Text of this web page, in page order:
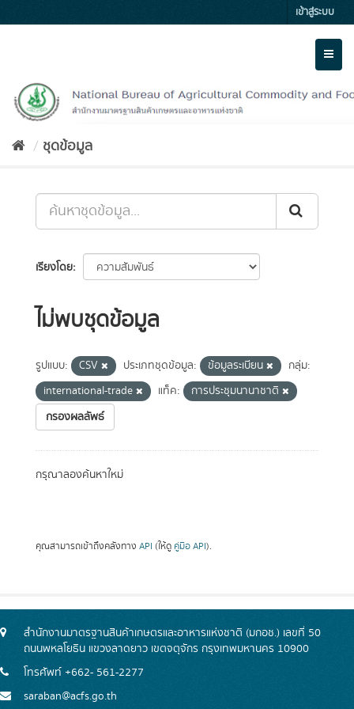
to
เข้าสู่ระบบ
ชุดข้อมูล
เรียงโดย
ไม่พบชุดข้อมูล
รูปแบบ: CSV ประเภทชุดข้อมูล: ข้อมูลระเบียน
กลุ่ม:
international-trade
แท็ค:
การประชุมนานาชาติ
กรองผลลัพธ์
กรุณาลองค้นหาใหม่
คุณสามารถเข้าถึงคลังทาง API (ให้ดู คู่มือ API).
สำนักงานมาตรฐานสินค้าเกษตรและอาหารแห่งชาติ (มกอช.) เลขที่ 50
ถนนพหลโยธิน แขวงลาดยาว เขตจตุจักร กรุงเทพมหานคร 10900
โทรศัพท์ +662- 561-2277
saraban@acfs.go.th